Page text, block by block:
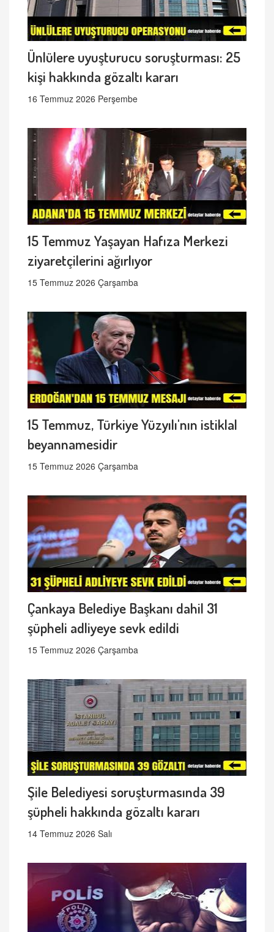
Ünlülere uyuşturucu soruşturması: 25
kişi hakkında gözaltı kararı
16 Temmuz 2026 Perşembe
15 Temmuz Yaşayan Hafıza Merkezi
ziyaretçilerini ağırlıyor
15 Temmuz 2026 Çarşamba
15 Temmuz, Türkiye Yüzyılı'nın istiklal
beyannamesidir
15 Temmuz 2026 Çarşamba
Çankaya Belediye Başkanı dahil 31
şüpheli adliyeye sevk edildi
15 Temmuz 2026 Çarşamba
Şile Belediyesi soruşturmasında 39
şüpheli hakkında gözaltı kararı
14 Temmuz 2026 Salı